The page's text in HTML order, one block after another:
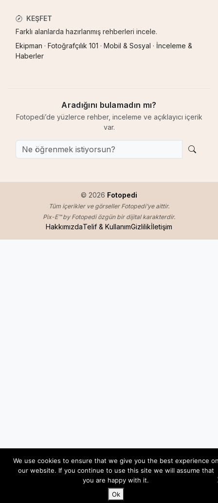
KEŞFET
Farklı alanlarda hazırlanmış rehberleri incele.
Ekipman · Fotoğrafçılık 101 · Mobil & Sosyal · İnceleme &
Haberler
Aradığını bulamadın mı?
Fotopedi’de yüzlerce rehber, inceleme ve açıklayıcı içerik
var.
© 2026 Fotopedi
Tüm içerikler ve görseller Fotopedi’ye aittir.
Pix-E™ by Fotopedi özgün bir dijital karakterdir.
HakkımızdaTelif & KullanımGizlilikİletişim
We use cookies to ensure that we give you the best experience
our website. If you continue to use this site we will assume that
you are happy with it.
Ok